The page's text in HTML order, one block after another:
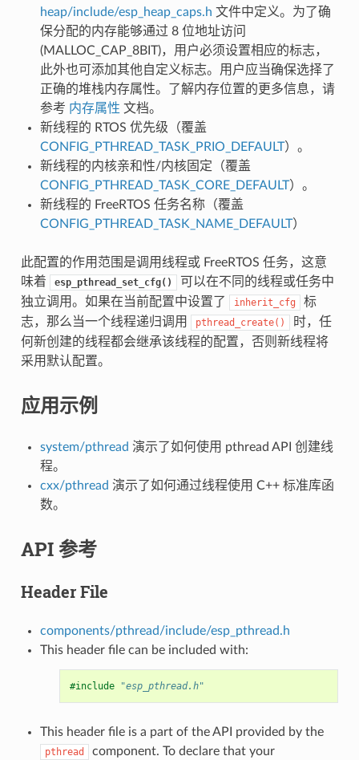
heap/include/esp_heap_caps.h 文件中定义。为了确
保分配的内存能够通过 8 位地址访问
(MALLOC_CAP_8BIT)，用户必须设置相应的标志，
此外也可添加其他自定义标志。用户应当确保选择了
正确的堆栈内存属性。了解内存位置的更多信息，请
参考 内存属性 文档。
新线程的 RTOS 优先级（覆盖
CONFIG_PTHREAD_TASK_PRIO_DEFAULT）。
新线程的内核亲和性/内核固定（覆盖
CONFIG_PTHREAD_TASK_CORE_DEFAULT）。
新线程的 FreeRTOS 任务名称（覆盖
CONFIG_PTHREAD_TASK_NAME_DEFAULT）
此配置的作用范围是调用线程或 FreeRTOS 任务，这意
味着
esp_pthread_set_cfg()
可以在不同的线程或任务中
独立调用。如果在当前配置中设置了
inherit_cfg
标
志，那么当一个线程递归调用
pthread_create()
时，任
何新创建的线程都会继承该线程的配置，否则新线程将
采用默认配置。
应用示例
system/pthread 演示了如何使用 pthread API 创建线
程。
cxx/pthread 演示了如何通过线程使用 C++ 标准库函
数。
API 参考
Header File
components/pthread/include/esp_pthread.h
This header file can be included with:
#include "esp_pthread.h"
This header file is a part of the API provided by the
pthread component. To declare that your